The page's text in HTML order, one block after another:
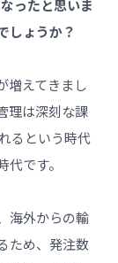
ったと思いま
しょうか？
増えてきまし
理は深刻な課
るという時代
です。
海外からの輸
ため、発注数